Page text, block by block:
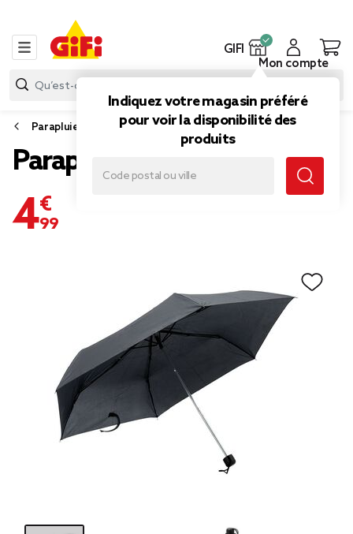
GIFI
Indiquez votre magasin préféré
pour voir la disponibilité des
produits
Mon compte
Parapluie
Parapluie pliable
4,99 €